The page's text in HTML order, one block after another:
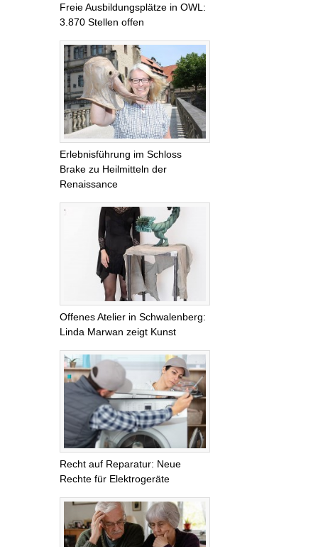
Freie Ausbildungsplätze in OWL:
3.870 Stellen offen
Erlebnisführung im Schloss
Brake zu Heilmitteln der
Renaissance
Offenes Atelier in Schwalenberg:
Linda Marwan zeigt Kunst
Recht auf Reparatur: Neue
Rechte für Elektrogeräte